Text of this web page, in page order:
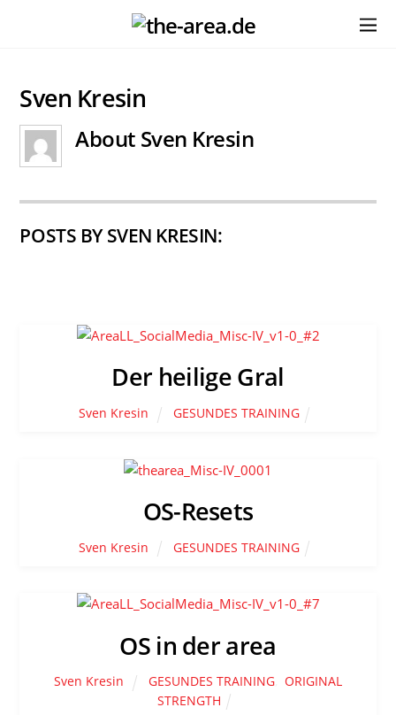
Sven Kresin
About Sven Kresin
POSTS BY SVEN KRESIN:
Der heilige Gral
Sven Kresin GESUNDES TRAINING
OS-Resets
Sven Kresin GESUNDES TRAINING
OS in der area
Sven Kresin GESUNDES TRAINING ORIGINAL
STRENGTH